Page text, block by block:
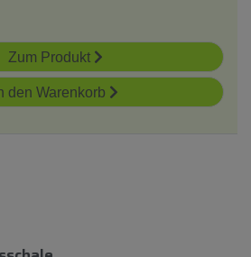
Zum Produkt
den Warenkorb